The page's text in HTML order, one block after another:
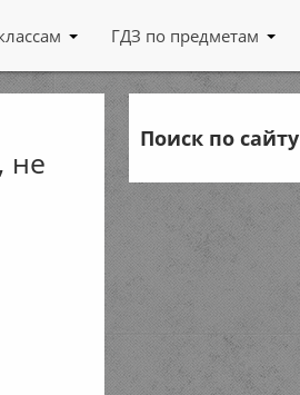
ГДЗ по предметам
не
Поиск по сайту